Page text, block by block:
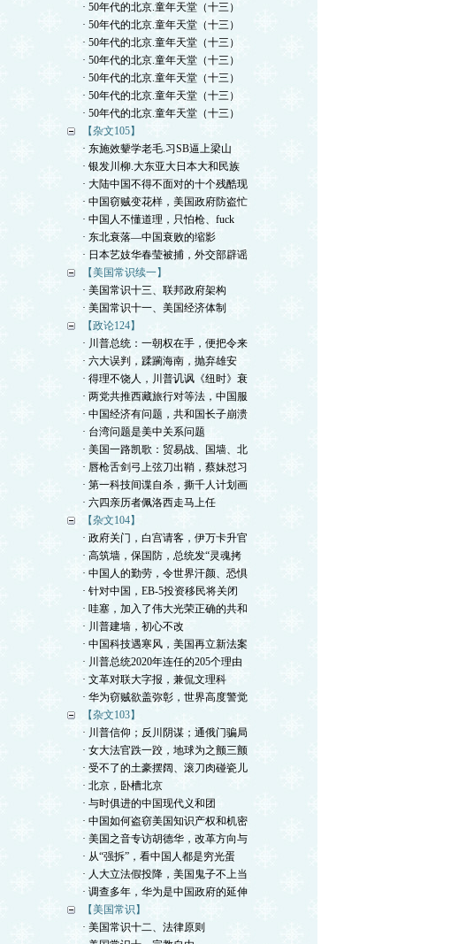
· 50年代的北京.童年天堂（十三）
· 50年代的北京.童年天堂（十三）
· 50年代的北京.童年天堂（十三）
· 50年代的北京.童年天堂（十三）
· 50年代的北京.童年天堂（十三）
· 50年代的北京.童年天堂（十三）
· 50年代的北京.童年天堂（十三）
【杂文105】
· 东施效颦学老毛.习SB逼上梁山
· 银发川柳.大东亚大日本大和民族
· 大陆中国不得不面对的十个残酷现
· 中国窃贼变花样，美国政府防盗忙
· 中国人不懂道理，只怕枪、fuck
· 东北衰落—中国衰败的缩影
· 日本艺妓华春莹被捕，外交部辟谣
【美国常识续一】
· 美国常识十三、联邦政府架构
· 美国常识十一、美国经济体制
【政论124】
· 川普总统：一朝权在手，便把令来
· 六大误判，蹂躏海南，抛弃雄安
· 得理不饶人，川普讥讽《纽时》衰
· 两党共推西藏旅行对等法，中国服
· 中国经济有问题，共和国长子崩溃
· 台湾问题是美中关系问题
· 美国一路凯歌：贸易战、国墙、北
· 唇枪舌剑弓上弦刀出鞘，蔡妹怼习
· 第一科技间谍自杀，撕千人计划画
· 六四亲历者佩洛西走马上任
【杂文104】
· 政府关门，白宫请客，伊万卡升官
· 高筑墙，保国防，总统发“灵魂拷
· 中国人的勤劳，令世界汗颜、恐惧
· 针对中国，EB-5投资移民将关闭
· 哇塞，加入了伟大光荣正确的共和
· 川普建墙，初心不改
· 中国科技遇寒风，美国再立新法案
· 川普总统2020年连任的205个理由
· 文革对联大字报，兼侃文理科
· 华为窃贼欲盖弥彰，世界高度警觉
【杂文103】
· 川普信仰；反川阴谋；通俄门骗局
· 女大法官跌一跤，地球为之颤三颤
· 受不了的土豪摆阔、滚刀肉碰瓷儿
· 北京，卧槽北京
· 与时俱进的中国现代义和团
· 中国如何盗窃美国知识产权和机密
· 美国之音专访胡德华，改革方向与
· 从“强拆”，看中国人都是穷光蛋
· 人大立法假投降，美国鬼子不上当
· 调查多年，华为是中国政府的延伸
【美国常识】
· 美国常识十二、法律原则